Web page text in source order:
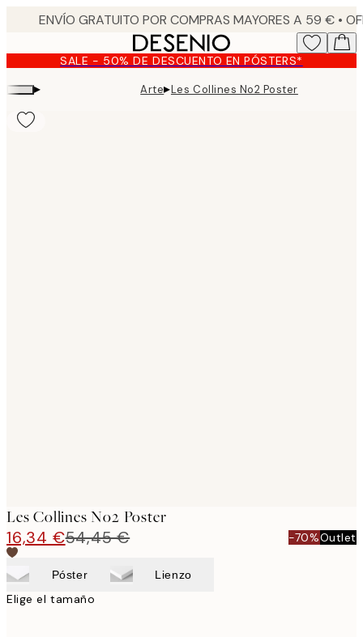
content.SALE - 50% DE DESCUENTO EN PÓSTERS*
▸ Arte▸Les Collines No2 Poster
Les Collines No2 Poster
16,34 €54,45 € -70%Outlet
Póster Lienzo
Elige el tamaño